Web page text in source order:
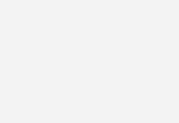
in the Atmospheric
by a fleet of Unmanned